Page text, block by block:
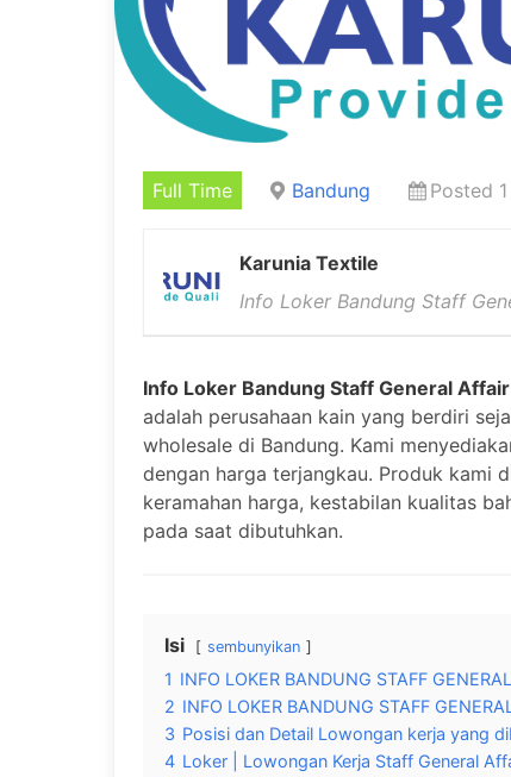
Full Time Bandung Posted
Karunia Textile
Info Loker Bandung Staff
Info Loker Bandung Staff General
adalah perusahaan kain yang berdiri
wholesale di Bandung. Kami
dengan harga terjangkau. Produk kami
keramahan harga, kestabilan kualitas
pada saat dibutuhkan.
Isi sembunyikan
1 INFO LOKER BANDUNG STAFF
2 INFO LOKER BANDUNG STAFF
3 Posisi dan Detail Lowongan kerja yang
4 Loker | Lowongan Kerja Staff General